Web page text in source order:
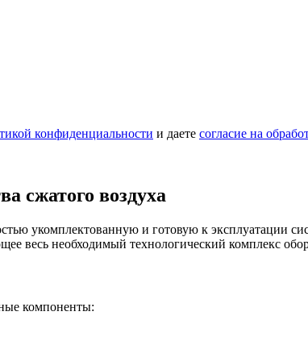
конфиденциальности и даете согласие на
сжатого воздуха
укомплектованную и готовую к эксплуатации
весь необходимый технологический комплекс
компоненты: